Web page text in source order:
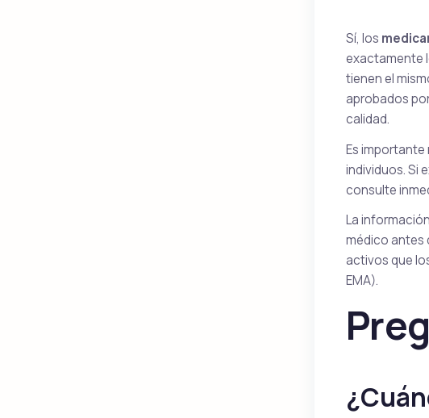
Sí, los
exactamente
tienen el
aprobados
calidad.
Es importante
individuos. Si
consulte
La
médico antes
activos que
EMA).